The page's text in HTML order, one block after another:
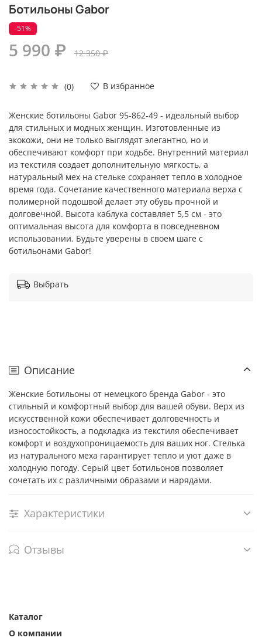
Ботильоны Gabor
(0) В избранное
-51%
5 990 ₽ 12 350 ₽
Женские ботильоны Gabor 95-862-49 - идеальный выбор
для стильных и модных женщин. Изготовленные из
экокожи, они не только выглядят элегантно, но и
обеспечивают комфорт при ходьбе. Внутренний материал
из текстиля создает дополнительную мягкость, а
натуральный мех на стельке сохраняет тепло в холодное
время года. Сочетание качественного материала верха с
полимерной подошвой делает эту обувь прочной и
долговечной. Высота каблука составляет 5,5 см - это
оптимальная высота для комфорта в повседневном
использовании. Будьте уверены в своем шаге с
ботильонами Gabor!
Выбрать
Описание
Женские ботильоны от немецкого бренда Gabor - это
стильный и комфортный выбор для вашей обуви. Верх из
искусственной кожи обеспечивает долговечность и
износостойкость, а подкладка из текстиля обеспечивает
комфорт и воздухопроницаемость для ваших ног. Стелька
из натурального меха гарантирует тепло и уют даже в
холодную погоду. Серый цвет ботильонов позволяет
сочетать их с различными образами и нарядами.
Характеристики
Отзывы
Каталог
О компании